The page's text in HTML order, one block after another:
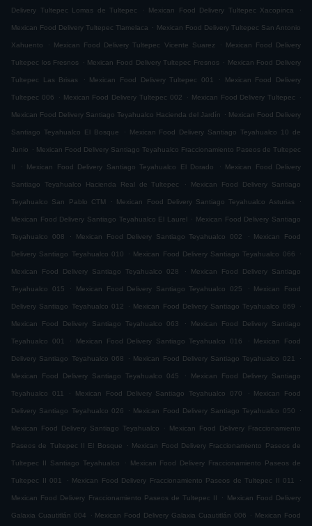
Delivery Tultepec Lomas de Tultepec . Mexican Food Delivery Tultepec Xacopinca .
Mexican Food Delivery Tultepec Tlamelaca . Mexican Food Delivery Tultepec San Antonio
Xahuento . Mexican Food Delivery Tultepec Vicente Suarez . Mexican Food Delivery
Tultepec los Fresnos . Mexican Food Delivery Tultepec Fresnos . Mexican Food Delivery
Tultepec Las Brisas . Mexican Food Delivery Tultepec 001 . Mexican Food Delivery
Tultepec 006 . Mexican Food Delivery Tultepec 002 . Mexican Food Delivery Tultepec .
Mexican Food Delivery Santiago Teyahualco Hacienda del Jardín . Mexican Food Delivery
Santiago Teyahualco El Bosque . Mexican Food Delivery Santiago Teyahualco 10 de
Junio . Mexican Food Delivery Santiago Teyahualco Fraccionamiento Paseos de Tultepec
II . Mexican Food Delivery Santiago Teyahualco El Dorado . Mexican Food Delivery
Santiago Teyahualco Hacienda Real de Tultepec . Mexican Food Delivery Santiago
Teyahualco San Pablo CTM . Mexican Food Delivery Santiago Teyahualco Asturias .
Mexican Food Delivery Santiago Teyahualco El Laurel . Mexican Food Delivery Santiago
Teyahualco 008 . Mexican Food Delivery Santiago Teyahualco 002 . Mexican Food
Delivery Santiago Teyahualco 010 . Mexican Food Delivery Santiago Teyahualco 066 .
Mexican Food Delivery Santiago Teyahualco 028 . Mexican Food Delivery Santiago
Teyahualco 015 . Mexican Food Delivery Santiago Teyahualco 025 . Mexican Food
Delivery Santiago Teyahualco 012 . Mexican Food Delivery Santiago Teyahualco 069 .
Mexican Food Delivery Santiago Teyahualco 063 . Mexican Food Delivery Santiago
Teyahualco 001 . Mexican Food Delivery Santiago Teyahualco 016 . Mexican Food
Delivery Santiago Teyahualco 068 . Mexican Food Delivery Santiago Teyahualco 021 .
Mexican Food Delivery Santiago Teyahualco 045 . Mexican Food Delivery Santiago
Teyahualco 011 . Mexican Food Delivery Santiago Teyahualco 070 . Mexican Food
Delivery Santiago Teyahualco 026 . Mexican Food Delivery Santiago Teyahualco 050 .
Mexican Food Delivery Santiago Teyahualco . Mexican Food Delivery Fraccionamiento
Paseos de Tultepec II El Bosque . Mexican Food Delivery Fraccionamiento Paseos de
Tultepec II Santiago Teyahualco . Mexican Food Delivery Fraccionamiento Paseos de
Tultepec II 001 . Mexican Food Delivery Fraccionamiento Paseos de Tultepec II 011 .
Mexican Food Delivery Fraccionamiento Paseos de Tultepec II . Mexican Food Delivery
Galaxia Cuautitlán 004 . Mexican Food Delivery Galaxia Cuautitlán 006 . Mexican Food